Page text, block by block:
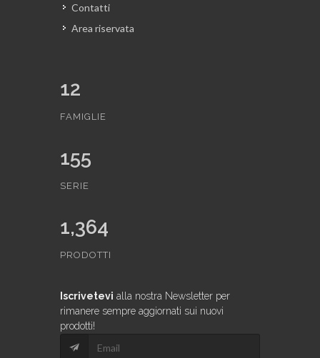
Contatti
Area riservata
12
FAMIGLIE
155
SERIE
1,364
PRODOTTI
Iscrivetevi alla nostra Newsletter per
rimanere sempre aggiornati sui nuovi
prodotti!